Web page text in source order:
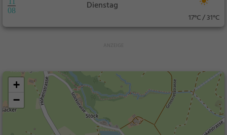
08
Dienstag
17°C / 31°C
+
−